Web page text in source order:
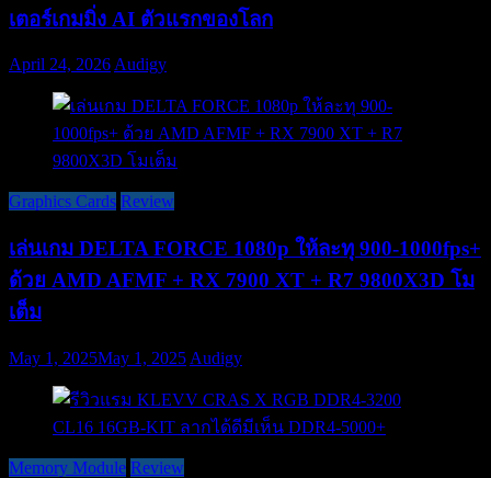
เตอร์เกมมิ่ง AI ตัวแรกของโลก
April 24, 2026 Audigy
Graphics Cards Review
เล่นเกม DELTA FORCE 1080p ให้ละทุ 900-1000fps+
ด้วย AMD AFMF + RX 7900 XT + R7 9800X3D โม
เต็ม
May 1, 2025May 1, 2025 Audigy
Memory Module Review